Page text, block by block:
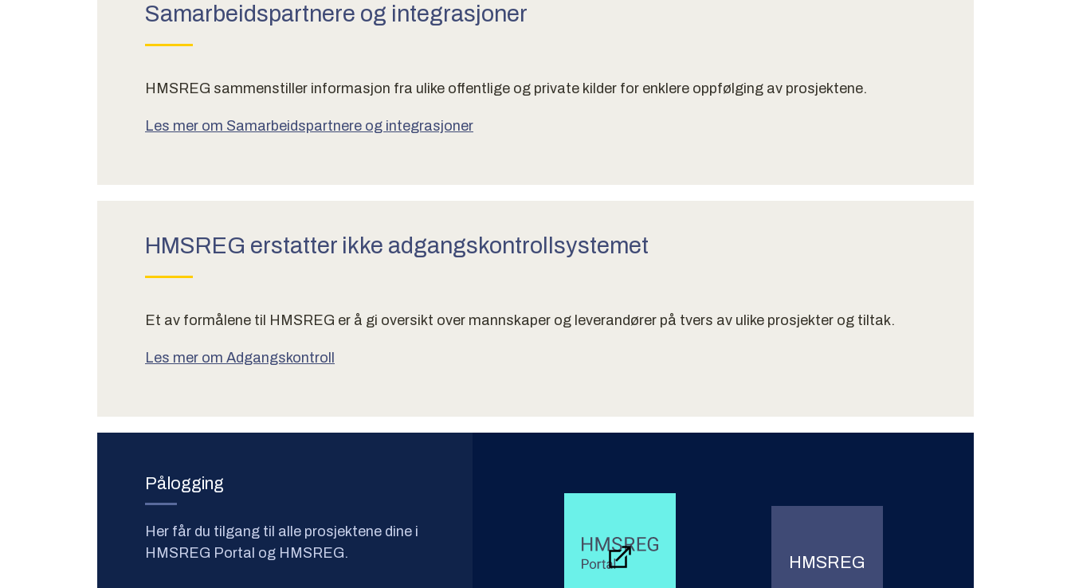
Samarbeidspartnere og integrasjoner
HMSREG sammenstiller informasjon fra ulike offentlige og private kilder for enklere oppfølging av prosjektene.
Les mer om Samarbeidspartnere og integrasjoner
HMSREG erstatter ikke adgangskontrollsystemet
Et av formålene til HMSREG er å gi oversikt over mannskaper og leverandører på tvers av ulike prosjekter og tiltak.
Les mer om Adgangskontroll
Pålogging
Her får du tilgang til alle prosjektene dine i
HMSREG Portal og HMSREG.
HMSREG